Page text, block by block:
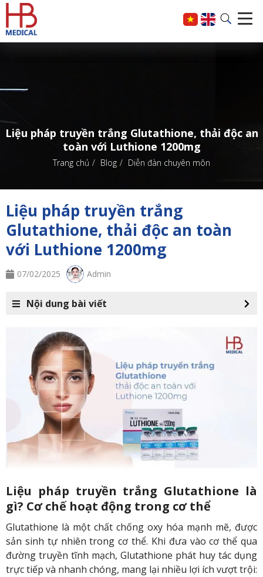
Liệu pháp truyền trắng Glutathione, thải độc an
toàn với Luthione 1200mg
Trang chủ Blog Diễn đàn chuyên môn
Liệu pháp truyền trắng
Glutathione, thải độc an toàn
với Luthione 1200mg
07/02/2025 Admin
Nội dung bài viết
Liệu pháp truyền trắng Glutathione là
gì? Cơ chế hoạt động trong cơ thể
Glutathione là một chất chống oxy hóa mạnh mẽ, được
sản sinh tự nhiên trong cơ thể. Khi đưa vào cơ thể qua
đường truyền tĩnh mạch, Glutathione phát huy tác dụng
trực tiếp và nhanh chóng, mang lại nhiều lợi ích vượt trội: